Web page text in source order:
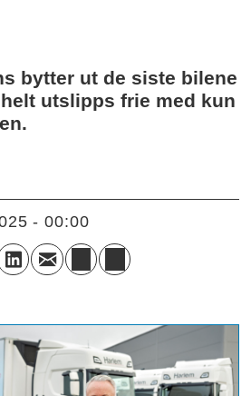
bytter ut de siste bilene
utslipps frie med kun
- 00:00